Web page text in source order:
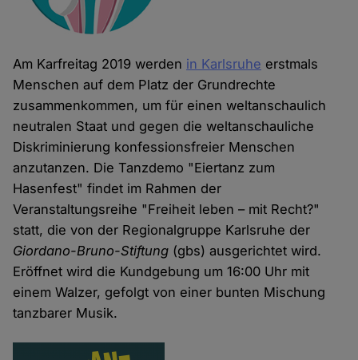
Am Karfreitag 2019 werden in Karlsruhe erstmals
Menschen auf dem Platz der Grundrechte
zusammenkommen, um für einen weltanschaulich
neutralen Staat und gegen die weltanschauliche
Diskriminierung konfessionsfreier Menschen
anzutanzen. Die Tanzdemo "Eiertanz zum
Hasenfest" findet im Rahmen der
Veranstaltungsreihe "Freiheit leben – mit Recht?"
statt, die von der Regionalgruppe Karlsruhe der
Giordano-Bruno-Stiftung (gbs) ausgerichtet wird.
Eröffnet wird die Kundgebung um 16:00 Uhr mit
einem Walzer, gefolgt von einer bunten Mischung
tanzbarer Musik.